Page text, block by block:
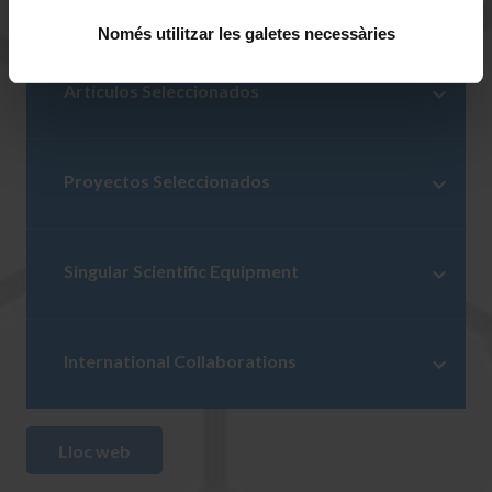
Només utilitzar les galetes necessàries
Artículos Seleccionados
Proyectos Seleccionados
Singular Scientific Equipment
International Collaborations
Lloc web